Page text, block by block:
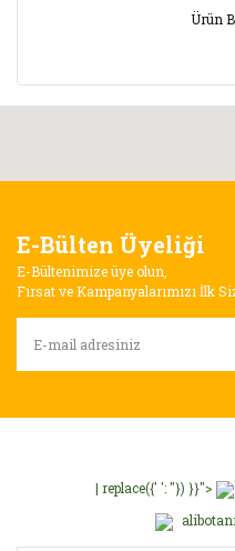
Ürün
E-Bülten Üyeliği
E-Bültenimize üye olun,
Fırsat ve Kampanyalarımızı İlk
| replace({' ': ''}) }}">